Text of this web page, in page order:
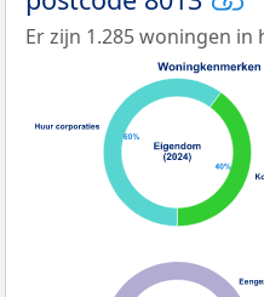
Er zijn 1.285 woningen in